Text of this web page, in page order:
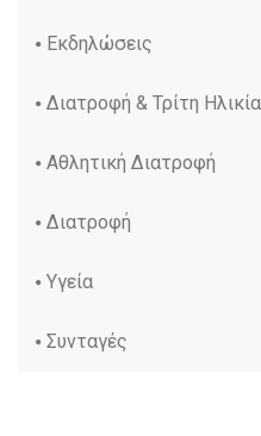
Εκδηλώσεις
Διατροφή & Τρίτη Ηλικία
Αθλητική Διατροφή
Διατροφή
Υγεία
Συνταγές